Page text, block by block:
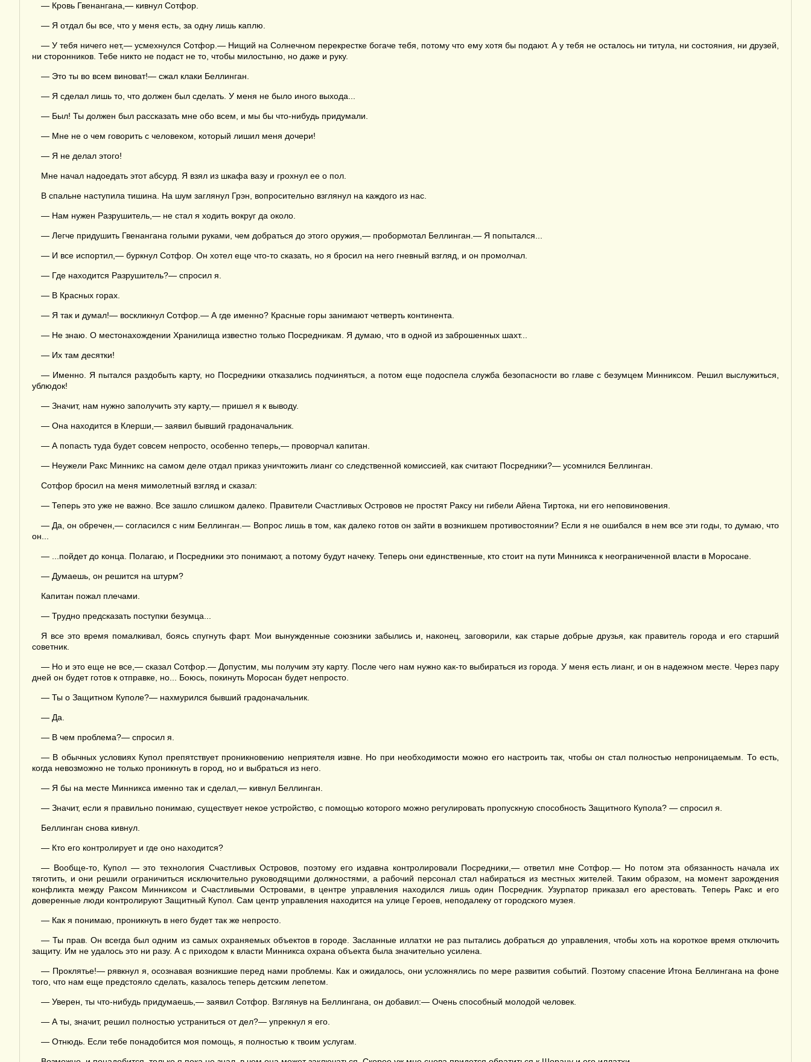
— Кровь Гвенангана,— кивнул Сотфор.
— Я отдал бы все, что у меня есть, за одну лишь каплю.
— У тебя ничего нет,— усмехнулся Сотфор.— Нищий на Солнечном перекрестке богаче тебя, потому что ему хотя бы подают. А у тебя не осталось ни титула, ни состояния, ни друзей,
ни сторонников. Тебе никто не подаст не то, чтобы милостыню, но даже и руку.
— Это ты во всем виноват!— сжал клаки Беллинган.
— Я сделал лишь то, что должен был сделать. У меня не было иного выхода...
— Был! Ты должен был рассказать мне обо всем, и мы бы что-нибудь придумали.
— Мне не о чем говорить с человеком, который лишил меня дочери!
— Я не делал этого!
Мне начал надоедать этот абсурд. Я взял из шкафа вазу и грохнул ее о пол.
В спальне наступила тишина. На шум заглянул Грэн, вопросительно взглянул на каждого из нас.
— Нам нужен Разрушитель,— не стал я ходить вокруг да около.
— Легче придушить Гвенангана голыми руками, чем добраться до этого оружия,— пробормотал Беллинган.— Я попытался...
— И все испортил,— буркнул Сотфор. Он хотел еще что-то сказать, но я бросил на него гневный взгляд, и он промолчал.
— Где находится Разрушитель?— спросил я.
— В Красных горах.
— Я так и думал!— воскликнул Сотфор.— А где именно? Красные горы занимают четверть континента.
— Не знаю. О местонахождении Хранилища известно только Посредникам. Я думаю, что в одной из заброшенных шахт...
— Их там десятки!
— Именно. Я пытался раздобыть карту, но Посредники отказались подчиняться, а потом еще подоспела служба безопасности во главе с безумцем Минниксом. Решил выслужиться,
ублюдок!
— Значит, нам нужно заполучить эту карту,— пришел я к выводу.
— Она находится в Клерши,— заявил бывший градоначальник.
— А попасть туда будет совсем непросто, особенно теперь,— проворчал капитан.
— Неужели Ракс Минникс на самом деле отдал приказ уничтожить лианг со следственной комиссией, как считают Посредники?— усомнился Беллинган.
Сотфор бросил на меня мимолетный взгляд и сказал:
— Теперь это уже не важно. Все зашло слишком далеко. Правители Счастливых Островов не простят Раксу ни гибели Айена Тиртока, ни его неповиновения.
— Да, он обречен,— согласился с ним Беллинган.— Вопрос лишь в том, как далеко готов он зайти в возникшем противостоянии? Если я не ошибался в нем все эти годы, то думаю, что
он...
— ...пойдет до конца. Полагаю, и Посредники это понимают, а потому будут начеку. Теперь они единственные, кто стоит на пути Минникса к неограниченной власти в Моросане.
— Думаешь, он решится на штурм?
Капитан пожал плечами.
— Трудно предсказать поступки безумца...
Я все это время помалкивал, боясь спугнуть фарт. Мои вынужденные союзники забылись и, наконец, заговорили, как старые добрые друзья, как правитель города и его старший
советник.
— Но и это еще не все,— сказал Сотфор.— Допустим, мы получим эту карту. После чего нам нужно как-то выбираться из города. У меня есть лианг, и он в надежном месте. Через пару
дней он будет готов к отправке, но... Боюсь, покинуть Моросан будет непросто.
— Ты о Защитном Куполе?— нахмурился бывший градоначальник.
— Да.
— В чем проблема?— спросил я.
— В обычных условиях Купол препятствует проникновению неприятеля извне. Но при необходимости можно его настроить так, чтобы он стал полностью непроницаемым. То есть,
когда невозможно не только проникнуть в город, но и выбраться из него.
— Я бы на месте Минникса именно так и сделал,— кивнул Беллинган.
— Значит, если я правильно понимаю, существует некое устройство, с помощью которого можно регулировать пропускную способность Защитного Купола? — спросил я.
Беллинган снова кивнул.
— Кто его контролирует и где оно находится?
— Вообще-то, Купол — это технология Счастливых Островов, поэтому его издавна контролировали Посредники,— ответил мне Сотфор.— Но потом эта обязанность начала их
тяготить, и они решили ограничиться исключительно руководящими должностями, а рабочий персонал стал набираться из местных жителей. Таким образом, на момент зарождения
конфликта между Раксом Минниксом и Счастливыми Островами, в центре управления находился лишь один Посредник. Узурпатор приказал его арестовать. Теперь Ракс и его
доверенные люди контролируют Защитный Купол. Сам центр управления находится на улице Героев, неподалеку от городского музея.
— Как я понимаю, проникнуть в него будет так же непросто.
— Ты прав. Он всегда был одним из самых охраняемых объектов в городе. Засланные иллатхи не раз пытались добраться до управления, чтобы хоть на короткое время отключить
защиту. Им не удалось это ни разу. А с приходом к власти Минникса охрана объекта была значительно усилена.
— Проклятье!— рявкнул я, осознавая возникшие перед нами проблемы. Как и ожидалось, они усложнялись по мере развития событий. Поэтому спасение Итона Беллингана на фоне
того, что нам еще предстояло сделать, казалось теперь детским лепетом.
— Уверен, ты что-нибудь придумаешь,— заявил Сотфор. Взглянув на Беллингана, он добавил:— Очень способный молодой человек.
— А ты, значит, решил полностью устраниться от дел?— упрекнул я его.
— Отнюдь. Если тебе понадобится моя помощь, я полностью к твоим услугам.